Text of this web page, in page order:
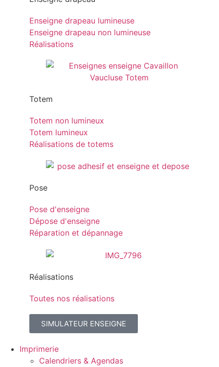
Enseigne drapeau lumineuse
Enseigne drapeau non lumineuse
Réalisations
Totem
Totem non lumineux
Totem lumineux
Réalisations de totems
Pose
Pose d'enseigne
Dépose d'enseigne
Réparation et dépannage
Réalisations
Toutes nos réalisations
SIMULATEUR ENSEIGNE
Imprimerie
Calendriers & Agendas